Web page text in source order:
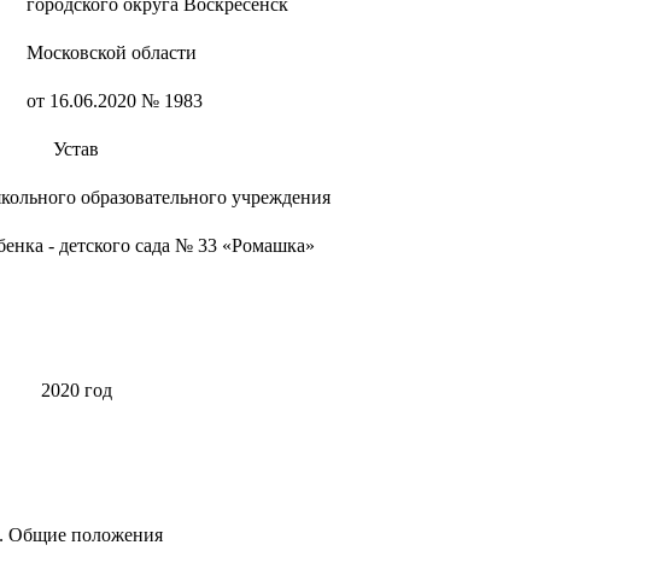
1983
Устав
образовательного учреждения
- детского сада № 33 «Ромашка»
2020 год
Общие положения